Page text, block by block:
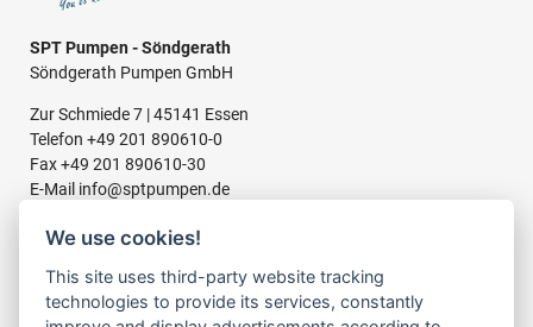
SPT Pumpen - Söndgerath
Söndgerath Pumpen GmbH
Zur Schmiede 7 | 45141 Essen
Telefon +49 201 890610-0
Fax +49 201 890610-30
E-Mail info@sptpumpen.de
BAUPUMPEN
FÜR SCHMUTZWASSER
We use cookies!
This site uses third-party website tracking
technologies to provide its services, constantly